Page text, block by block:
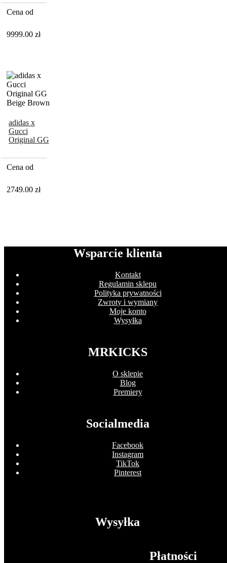
Cena od
9999.00 zł
adidas x
Gucci
Original GG
Brown
Cena od
2749.00 zł
Wsparcie klienta
Kontakt
Regulamin sklepu
Polityka prywatności
Zwroty i wymiany
Moje konto
Wysyłka
MRKICKS
O sklepie
Blog
Premiery
Socialmedia
Facebook
Instagram
TikTok
Pinterest
Wysyłka
Płatności